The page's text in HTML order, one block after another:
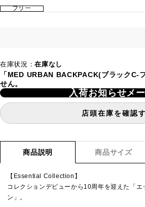
フリー
在庫状況：在庫なし
「MED URBAN BACKPACK(ブラックC-
せん。
入荷お知らせメ
店頭在庫を確認
商品説明 商品サイズ
【Essential Collection】
コレクションデビューから10周年を迎えた「エ
ン」。